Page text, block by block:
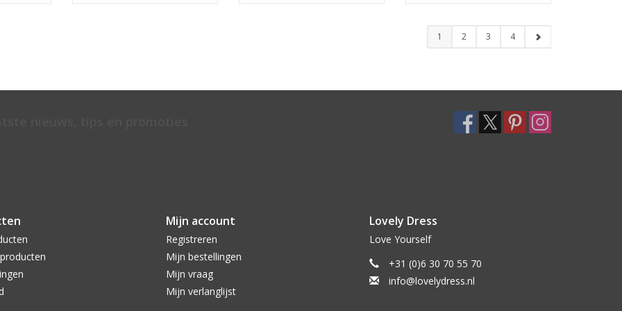
1 2 3 4
Mijn account
Registreren
Mijn bestellingen
Mijn vraag
Mijn verlanglijst
Lovely Dress
Love Yourself
+31 (0)6 30 70 55 70
info@lovelydress.nl